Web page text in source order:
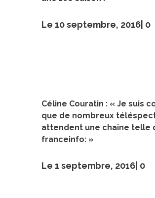
Le 10 septembre, 2016| 0
Céline Couratin : « Je suis
que de nombreux
attendent une chaine telle
franceinfo: »
Le 1 septembre, 2016| 0